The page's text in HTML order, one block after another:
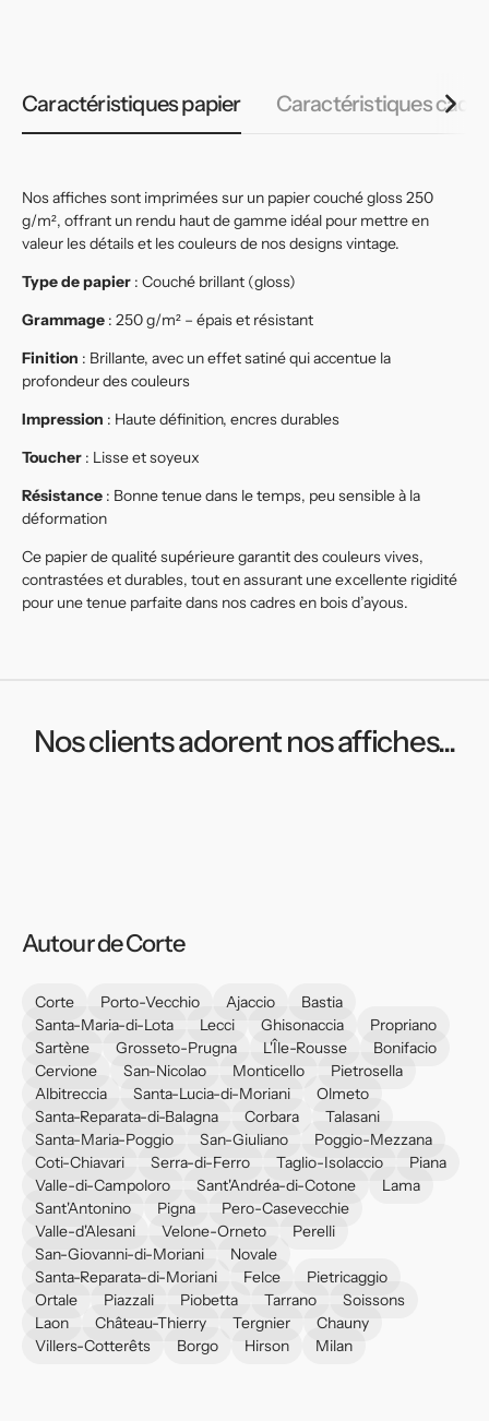
Caractéristiques papier Caractéristiques cadre
Nos affiches sont imprimées sur un papier couché gloss 250
g/m², offrant un rendu haut de gamme idéal pour mettre en
valeur les détails et les couleurs de nos designs vintage.
Type de papier : Couché brillant (gloss)
Grammage : 250 g/m² – épais et résistant
Finition : Brillante, avec un effet satiné qui accentue la
profondeur des couleurs
Impression : Haute définition, encres durables
Toucher : Lisse et soyeux
Résistance : Bonne tenue dans le temps, peu sensible à la
déformation
Ce papier de qualité supérieure garantit des couleurs vives,
contrastées et durables, tout en assurant une excellente rigidité
pour une tenue parfaite dans nos cadres en bois d’ayous.
Nos clients adorent nos affiches...
Autour de Corte
Corte Porto-Vecchio Ajaccio
Bastia
Santa-Maria-di-Lota
Lecci Ghisonaccia
Propriano
Sartène
Grosseto-Prugna L'Île-Rousse
Bonifacio
Cervione
San-Nicolao Monticello
Pietrosella
Albitreccia
Santa-Lucia-di-Moriani
Olmeto
Santa-Reparata-di-Balagna
Corbara
Talasani
Santa-Maria-Poggio
San-Giuliano
Poggio-Mezzana
Coti-Chiavari
Serra-di-Ferro Taglio-Isolaccio
Piana
Valle-di-Campoloro
Sant'Andréa-di-Cotone
Lama
Sant'Antonino
Pigna
Pero-Casevecchie
Valle-d'Alesani
Velone-Orneto
Perelli
San-Giovanni-di-Moriani
Novale
Santa-Reparata-di-Moriani
Felce
Pietricaggio
Ortale
Piazzali Piobetta Tarrano
Soissons
Laon
Château-Thierry Tergnier
Chauny
Villers-Cotterêts
Borgo Hirson Milan